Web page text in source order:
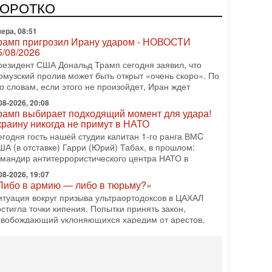
могут стать самыми интригующими? Биньямин
снова уверенно заявляет, что победа на
08:51
пригрозил Ирану ударом - НОВОСТИ
08/2026
США Дональд Трамп сегодня заявил, что
пролив может быть открыт «очень скоро». По
словам, если этого не произойдет, Иран ждет
2026, 20:08
выбирает подходящий момент для удара!
никогда не примут в НАТО
гость нашей студии капитан 1-го ранга ВМC
(в отставке) Гарри (Юрий) Табах, в прошлом:
антитеррористического центра НАТО в
2026, 19:07
в армию — либо в тюрьму?»
вокруг призыва ультраортодоксов в ЦАХАЛ
точки кипения. Попытки принять закон,
уклоняющихся харедим от арестов,